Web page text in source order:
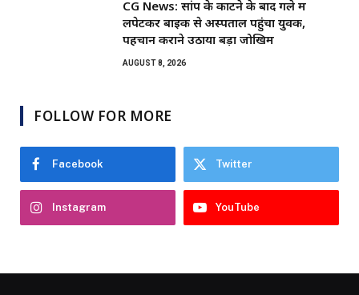
CG News: सांप के काटने के बाद गले में
लपेटकर बाइक से अस्पताल पहुंचा युवक,
पहचान कराने उठाया बड़ा जोखिम
AUGUST 8, 2026
FOLLOW FOR MORE
Facebook Twitter
Instagram YouTube